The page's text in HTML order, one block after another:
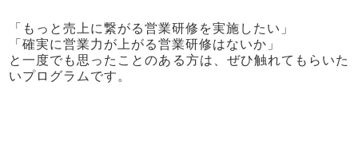
「もっと売上に繋がる営業研修を実施したい」
「確実に営業力が上がる営業研修はないか」
と一度でも思ったことのある方は、ぜひ触れてもらいた
いプログラムです。